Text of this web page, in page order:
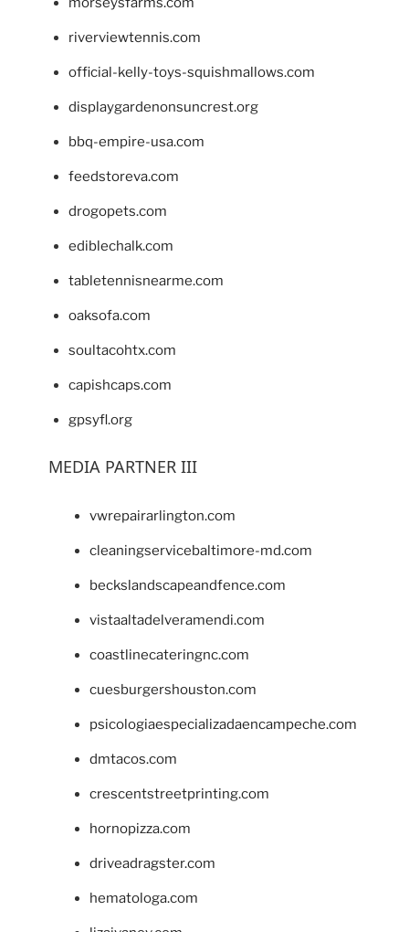
riverviewtennis.com
official-kelly-toys-squishmallows.com
displaygardenonsuncrest.org
bbq-empire-usa.com
feedstoreva.com
drogopets.com
ediblechalk.com
tabletennisnearme.com
oaksofa.com
soultacohtx.com
capishcaps.com
gpsyfl.org
MEDIA PARTNER III
vwrepairarlington.com
cleaningservicebaltimore-md.com
beckslandscapeandfence.com
vistaaltadelveramendi.com
coastlinecateringnc.com
cuesburgershouston.com
psicologiaespecializadaencampeche.com
dmtacos.com
crescentstreetprinting.com
hornopizza.com
driveadragster.com
hematologa.com